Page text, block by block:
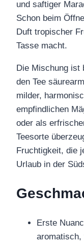
und saftiger
Schon beim
Duft tropischer
Tasse macht.
Die Mischung ist
den Tee
milder,
empfindlichen
oder als
Teesorte
Fruchtigkeit, die
Urlaub in der
Erste